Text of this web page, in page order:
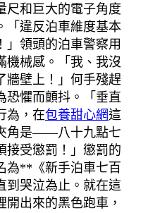
尺和巨大的電子角度
「違反泊車維度基本
」領頭的泊車警察用
機械感。「我、我沒
牆壁上！」何手殘趕
恐懼而顫抖。「垂直
為，在包養甜心網這
角是——八十九點七
接受懲罰！」懲罰的
為**《新手泊車七百
到哭泣為止。就在這
出來的黑色跑車，